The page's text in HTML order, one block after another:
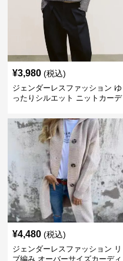
¥3,980 (税込)
ジェンダーレスファッション ゆ
ったりシルエット ニットカーデ
¥4,480 (税込)
ジェンダーレスファッション リ
ブ編み オーバーサイズカーディ